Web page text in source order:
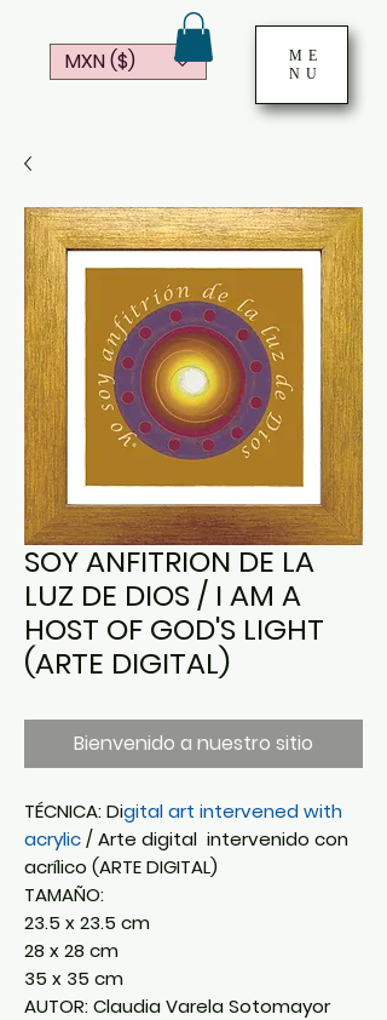
ME
NU
MXN ($)
SOY ANFITRION DE LA
LUZ DE DIOS / I AM A
HOST OF GOD'S LIGHT
(ARTE DIGITAL)
Bienvenido a nuestro sitio
TÉCNICA: Digital art intervened with
acrylic/ Arte digital intervenido con
acrílico (ARTE DIGITAL)
TAMAÑO:
23.5 x 23.5 cm
28 x 28 cm
35 x 35 cm
AUTOR: Claudia Varela Sotomayor